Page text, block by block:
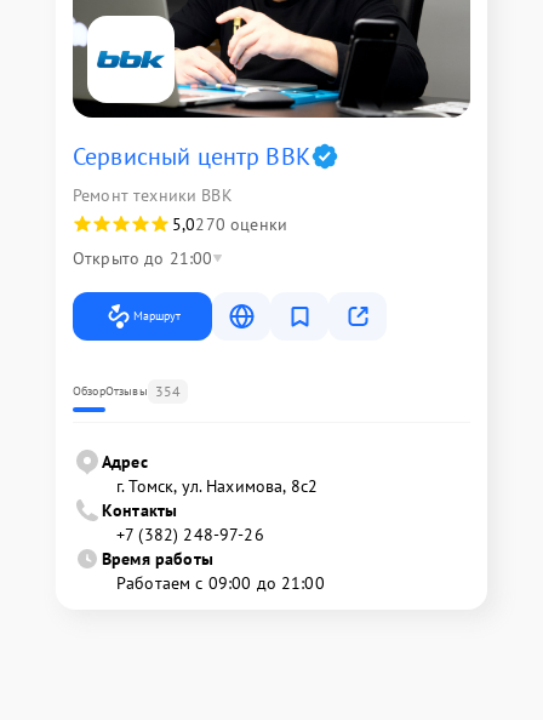
Сервисный центр BBK
Ремонт техники BBK
5,0270 оценки
Открыто до 21:00
Маршрут
ОбзорОтзывы 354
Адрес
г. Томск, ул. Нахимова, 8с2
Контакты
+7 (382) 248-97-26
Время работы
Работаем с 09:00 до 21:00